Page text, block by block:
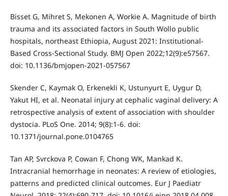
Bisset G, Mihret S, Mekonen A, Workie A. Magnitude of birth
trauma and its associated factors in South Wollo public
hospitals, northeast Ethiopia, August 2021: Institutional-
Based Cross-Sectional Study. BMJ Open 2022;12(9):e57567.
doi: 10.1136/bmjopen-2021-057567
Skender C, Kaymak O, Erkenekli K, Ustunyurt E, Uygur D,
Yakut HI, et al. Neonatal injury at cephalic vaginal delivery: A
retrospective analysis of extent of association with shoulder
dystocia. PLoS One. 2014; 9(8):1-6. doi:
10.1371/journal.pone.0104765
Tan AP, Svrckova P, Cowan F, Chong WK, Mankad K.
Intracranial hemorrhage in neonates: A review of etiologies,
patterns and predicted clinical outcomes. Eur J Paediatr